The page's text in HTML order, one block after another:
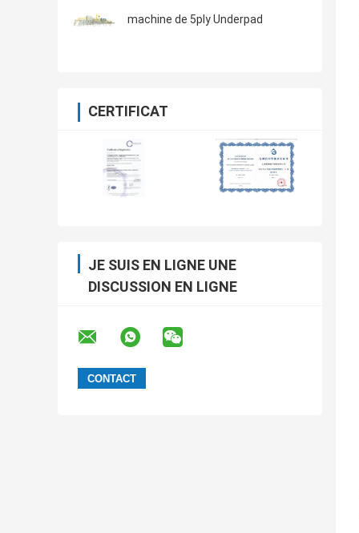
machine de 5ply Underpad
CERTIFICAT
JE SUIS EN LIGNE UNE
DISCUSSION EN LIGNE